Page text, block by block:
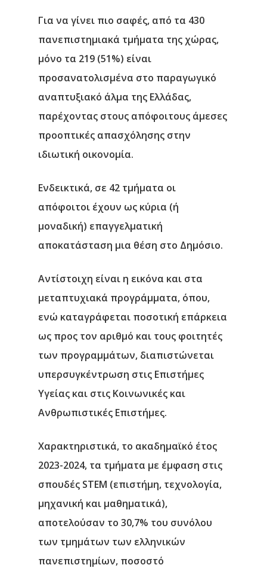
Για να γίνει πιο σαφές, από τα 430
πανεπιστημιακά τμήματα της χώρας,
μόνο τα 219 (51%) είναι
προσανατολισμένα στο παραγωγικό
αναπτυξιακό άλμα της Ελλάδας,
παρέχοντας στους απόφοιτους άμεσες
προοπτικές απασχόλησης στην
ιδιωτική οικονομία.
Ενδεικτικά, σε 42 τμήματα οι
απόφοιτοι έχουν ως κύρια (ή
μοναδική) επαγγελματική
αποκατάσταση μια θέση στο Δημόσιο.
Αντίστοιχη είναι η εικόνα και στα
μεταπτυχιακά προγράμματα, όπου,
ενώ καταγράφεται ποσοτική επάρκεια
ως προς τον αριθμό και τους φοιτητές
των προγραμμάτων, διαπιστώνεται
υπερσυγκέντρωση στις Επιστήμες
Υγείας και στις Κοινωνικές και
Ανθρωπιστικές Επιστήμες.
Χαρακτηριστικά, το ακαδημαϊκό έτος
2023-2024, τα τμήματα με έμφαση στις
σπουδές STEM (επιστήμη, τεχνολογία,
μηχανική και μαθηματικά),
αποτελούσαν το 30,7% του συνόλου
των τμημάτων των ελληνικών
πανεπιστημίων, ποσοστό